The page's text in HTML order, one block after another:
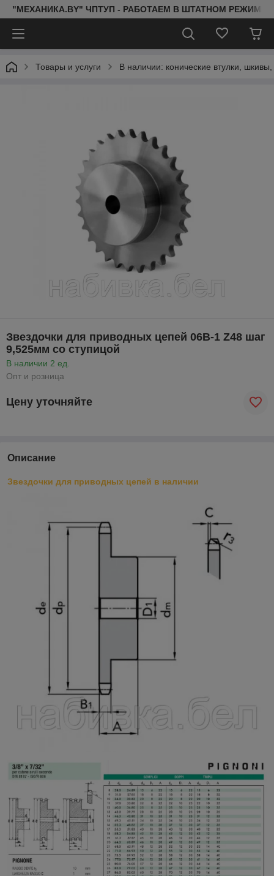
"МЕХАНИКА.BY" ЧПТУП - РАБОТАЕМ В ШТАТНОМ РЕЖИМЕ
Товары и услуги В наличии: конические втулки,
Звездочки для приводных цепей 06B-1 Z48 шаг
9,525мм со ступицой
В наличии 2 ед.
Опт и розница
Цену уточняйте
Описание
Звездочки для приводных цепей в наличии